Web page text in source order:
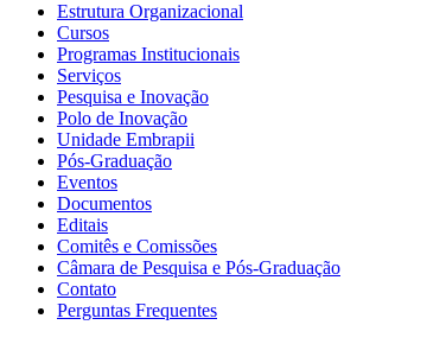
Estrutura Organizacional
Cursos
Programas Institucionais
Serviços
Pesquisa e Inovação
Polo de Inovação
Unidade Embrapii
Pós-Graduação
Eventos
Documentos
Editais
Comitês e Comissões
Câmara de Pesquisa e Pós-Graduação
Contato
Perguntas Frequentes